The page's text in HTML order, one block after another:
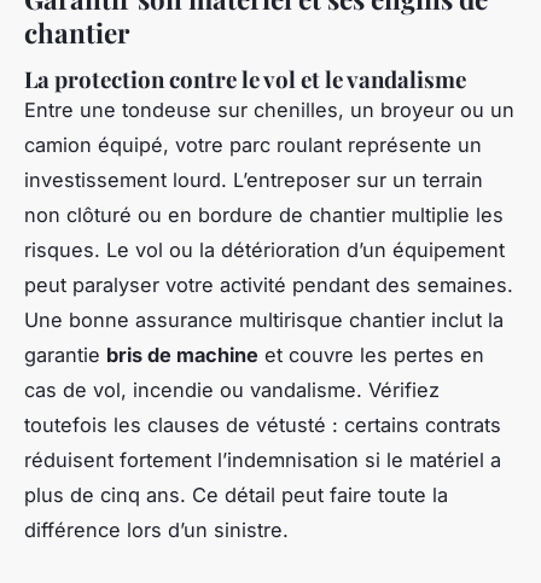
chantier
La protection contre le vol et le vandalisme
Entre une tondeuse sur chenilles, un broyeur ou un
camion équipé, votre parc roulant représente un
investissement lourd. L’entreposer sur un terrain
non clôturé ou en bordure de chantier multiplie les
risques. Le vol ou la détérioration d’un équipement
peut paralyser votre activité pendant des semaines.
Une bonne assurance multirisque chantier inclut la
garantie bris de machine et couvre les pertes en
cas de vol, incendie ou vandalisme. Vérifiez
toutefois les clauses de vétusté : certains contrats
réduisent fortement l’indemnisation si le matériel a
plus de cinq ans. Ce détail peut faire toute la
différence lors d’un sinistre.